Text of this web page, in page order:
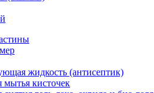
жидкость (антисептик)
мытья кисточек